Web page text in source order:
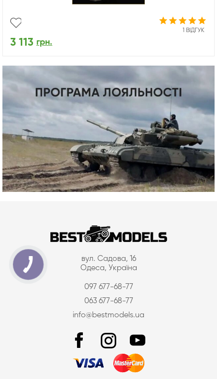
1 ВІДГУК
3 113 грн.
вул. Садова, 16
Одеса, Україна
097 677-68-77
063 677-68-77
info@bestmodels.ua